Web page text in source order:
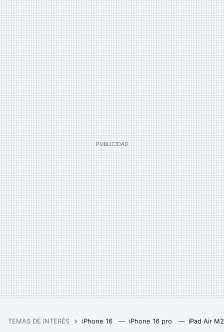
TEMAS DE INTERÉS iPhone 16 iPhone 16 pro iPad Air